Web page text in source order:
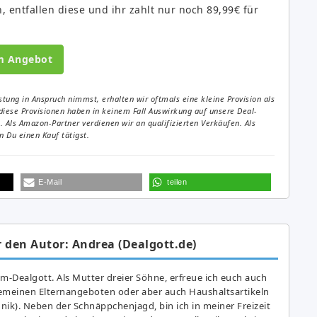
entfallen diese und ihr zahlt nur noch 89,99€ für
Angebot
in Anspruch nimmst, erhalten wir oftmals eine kleine Provision als
Provisionen haben in keinem Fall Auswirkung auf unsere Deal-
Amazon-Partner verdienen wir an qualifizierten Verkäufen. Als
Du einen Kauf tätigst.
E-Mail teilen
den Autor: Andrea (Dealgott.de)
Dealgott. Als Mutter dreier Söhne, erfreue ich euch auch
Elternangeboten oder aber auch Haushaltsartikeln
Neben der Schnäppchenjagd, bin ich in meiner Freizeit